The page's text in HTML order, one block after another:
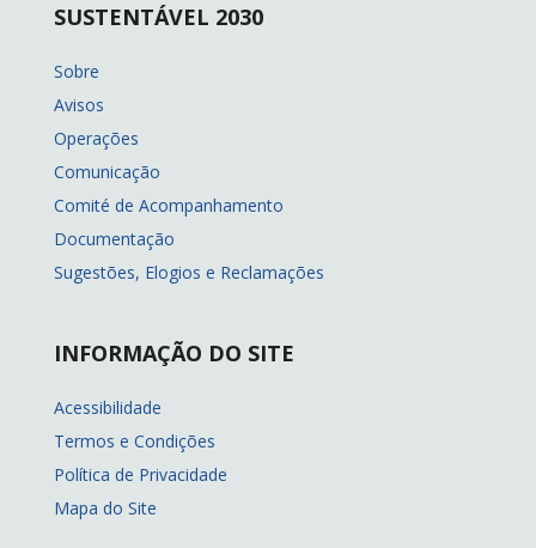
SUSTENTÁVEL 2030
Sobre
Avisos
Operações
Comunicação
Comité de Acompanhamento
Documentação
Sugestões, Elogios e Reclamações
INFORMAÇÃO DO SITE
Acessibilidade
Termos e Condições
Política de Privacidade
Mapa do Site